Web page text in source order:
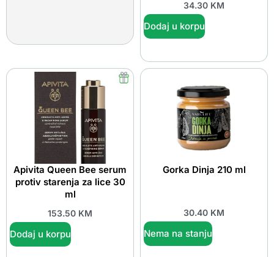
34.30 KM
Dodaj u korpu
Apivita Queen Bee serum
protiv starenja za lice 30
ml
153.50 KM
Dodaj u korpu
Gorka Dinja 210 ml
30.40 KM
Nema na stanju